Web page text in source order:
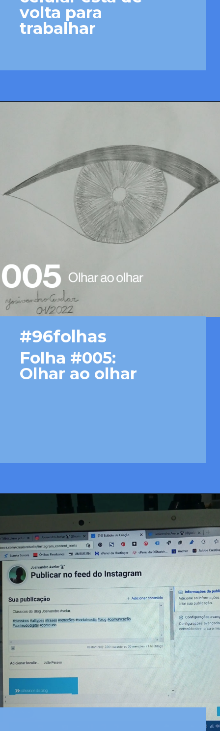
volta para
trabalhar
#96folhas
Folha #005:
Olhar ao olhar
https://josivandroavelar.com.br/96folhas-olhar-ao-olhar/